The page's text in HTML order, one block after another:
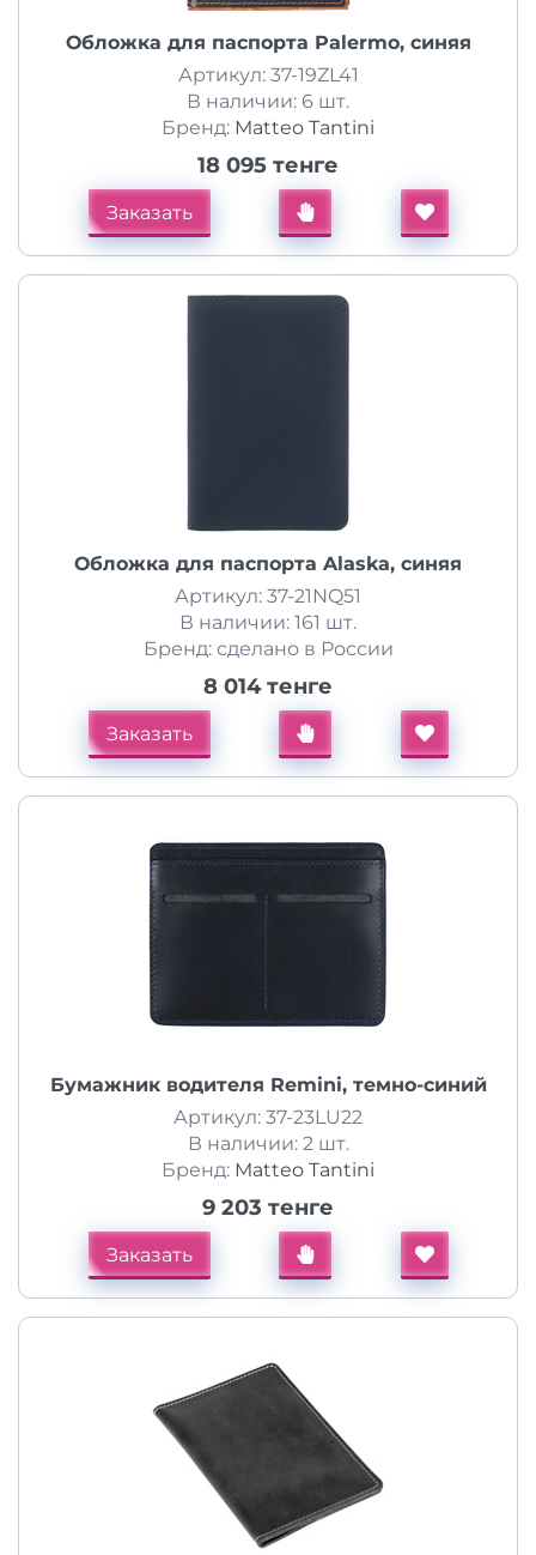
Обложка для паспорта Palermo, синяя
Артикул: 37-19ZL41
В наличии: 6 шт.
Бренд: Matteo Tantini
18 095 тенге
Заказать
Обложка для паспорта Alaska, синяя
Артикул: 37-21NQ51
В наличии: 161 шт.
Бренд: сделано в России
8 014 тенге
Заказать
Бумажник водителя Remini, темно-синий
Артикул: 37-23LU22
В наличии: 2 шт.
Бренд: Matteo Tantini
9 203 тенге
Заказать